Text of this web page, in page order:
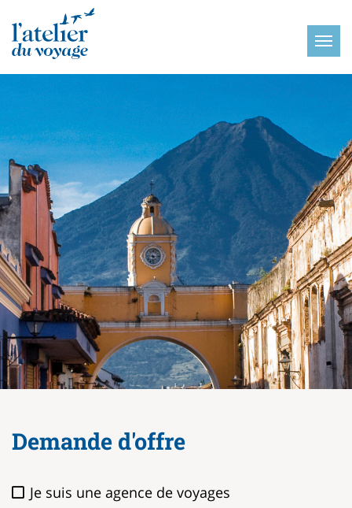
Demande d'offre
Je suis une agence de voyages
Panneau de gestion des cookies